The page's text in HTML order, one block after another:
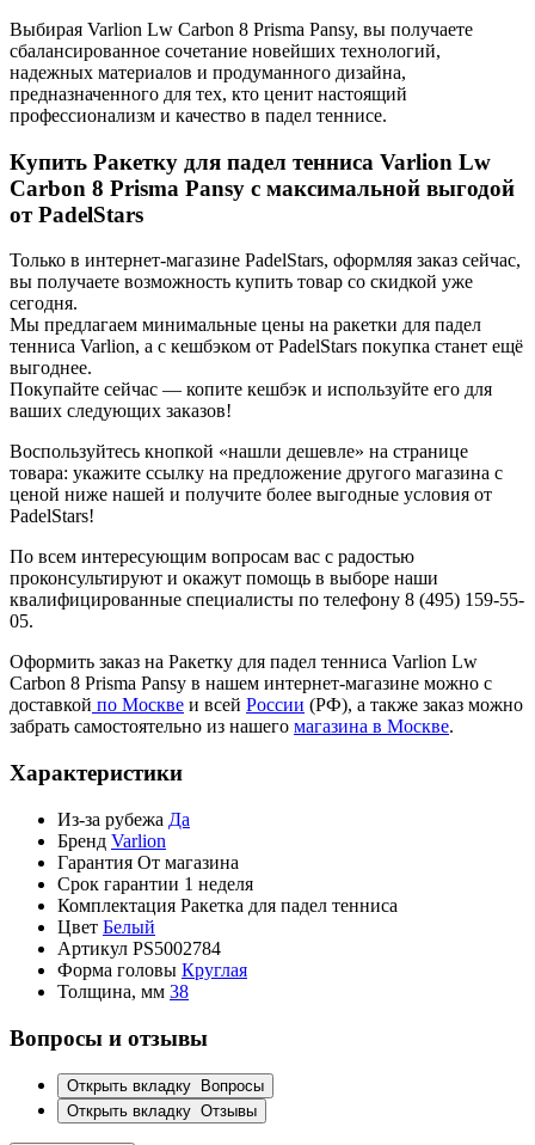
Выбирая Varlion Lw Carbon 8 Prisma Pansy, вы получаете
сбалансированное сочетание новейших технологий,
надежных материалов и продуманного дизайна,
предназначенного для тех, кто ценит настоящий
профессионализм и качество в падел теннисе.
Купить Ракетку для падел тенниса Varlion Lw
Carbon 8 Prisma Pansy с максимальной выгодой
от PadelStars
Только в интернет-магазине PadelStars, оформляя заказ сейчас,
вы получаете возможность купить товар со скидкой уже
сегодня.
Мы предлагаем минимальные цены на ракетки для падел
тенниса Varlion, а с кешбэком от PadelStars покупка станет ещё
выгоднее.
Покупайте сейчас — копите кешбэк и используйте его для
ваших следующих заказов!
Воспользуйтесь кнопкой «нашли дешевле» на странице
товара: укажите ссылку на предложение другого магазина с
ценой ниже нашей и получите более выгодные условия от
PadelStars!
По всем интересующим вопросам вас с радостью
проконсультируют и окажут помощь в выборе наши
квалифицированные специалисты по телефону 8 (495) 159-55-
05.
Оформить заказ на Ракетку для падел тенниса Varlion Lw
Carbon 8 Prisma Pansy в нашем интернет-магазине можно с
доставкой по Москве и всей России (РФ), а также заказ можно
забрать самостоятельно из нашего магазина в Москве.
Характеристики
Из-за рубежа Да
Бренд Varlion
Гарантия От магазина
Срок гарантии 1 неделя
Комплектация Ракетка для падел тенниса
Цвет Белый
Артикул PS5002784
Форма головы Круглая
Толщина, мм 38
Вопросы и отзывы
Открыть вкладку
Вопросы
Открыть вкладку Отзывы